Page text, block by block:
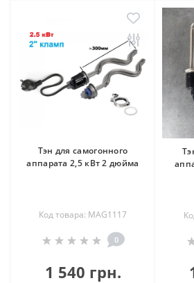
Тэн для самогонного
аппарата 2,5 кВт 2 дюйма
Код товара: MAG1117
0
1 540 грн.